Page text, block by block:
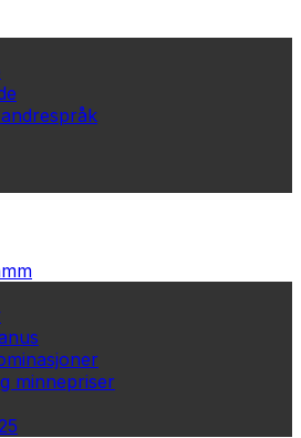
minnepriser